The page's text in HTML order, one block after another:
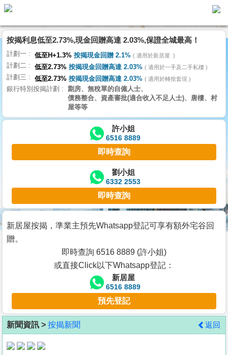
代
理
主
頁
搵
樓/
交
業
主
宅
谷
按
客
地
產
按揭利息低至2.73%,現金回贈高達 2.03%,保證全城最高！
計劃一 低至H+1.3% 按揭現金回贈 2.1% 適用於新居屋
計劃二 低至2.73% 按揭現金回贈高達 2.03% 適用於一手及二手私樓
計劃三 低至2.73% 按揭現金回贈高達 2.03% 適用於轉按套現
銀行特別按揭計劃
劏房、無稅單的自僱人士、
債務整合、資產審批(適合收入不足人士)、唐樓、村
屋等等
許小姐
6516 8889
即時查詢
劉小姐
6332 2553
即時查詢
新居屋按揭，準業主預先Whatsapp登記可享有額外宅谷回
贈。
即時查詢 6516 8889 (許小姐)
或直接Click以下Whatsapp登記：
新居屋
6516 8889
預先登記
新聞資訊 > 按揭新聞 返回